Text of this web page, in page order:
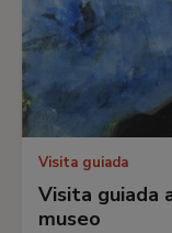
Visita guiada
Visita guiada
museo